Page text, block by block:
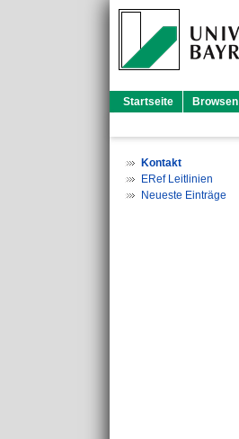
Startseite Browsen
Kontakt
ERef Leitlinien
Neueste Einträge